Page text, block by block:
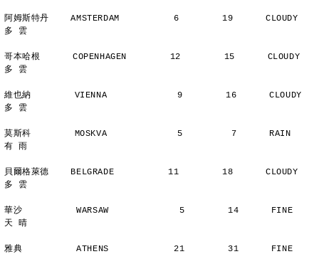
阿姆斯特丹    AMSTERDAM          6        19      CLOUDY
多 雲
哥本哈根      COPENHAGEN        12        15      CLOUDY
多 雲
維也納        VIENNA             9        16      CLOUDY
多 雲
莫斯科        MOSKVA             5         7      RAIN
有 雨
貝爾格萊德    BELGRADE          11        18      CLOUDY
多 雲
華沙          WARSAW             5        14      FINE
天 晴
雅典          ATHENS            21        31      FINE